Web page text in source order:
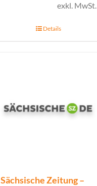
exkl. MwSt.
Details
Sächsische Zeitung –